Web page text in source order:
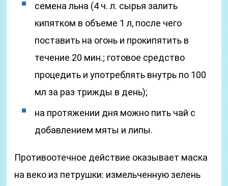
семена льна (4 ч. л. сырья залить
кипятком в объеме 1 л, после чего
поставить на огонь и прокипятить в
течение 20 мин.; готовое средство
процедить и употреблять внутрь по 100
мл за раз трижды в день);
на протяжении дня можно пить чай с
добавлением мяты и липы.
Противоотечное действие оказывает маска
на веко из петрушки: измельченную зелень